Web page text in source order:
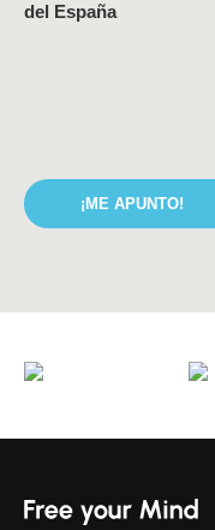
del España
¡ME APUNTO!